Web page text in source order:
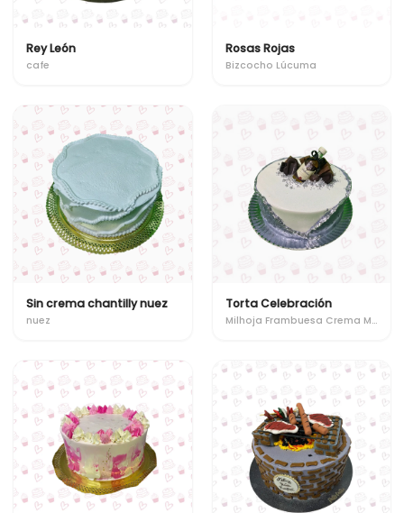
Rey León
cafe
Rosas Rojas
Bizcocho Lúcuma
Sin crema chantilly nuez
nuez
Torta Celebración
Milhoja Frambuesa Crema Manjar